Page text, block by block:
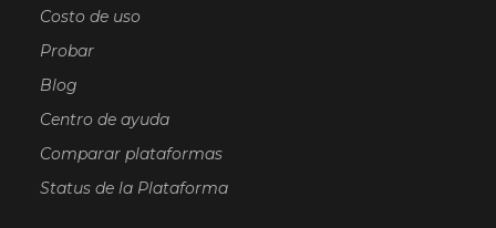
Costo de uso
Probar
Blog
Centro de ayuda
Comparar plataformas
Status de la Plataforma